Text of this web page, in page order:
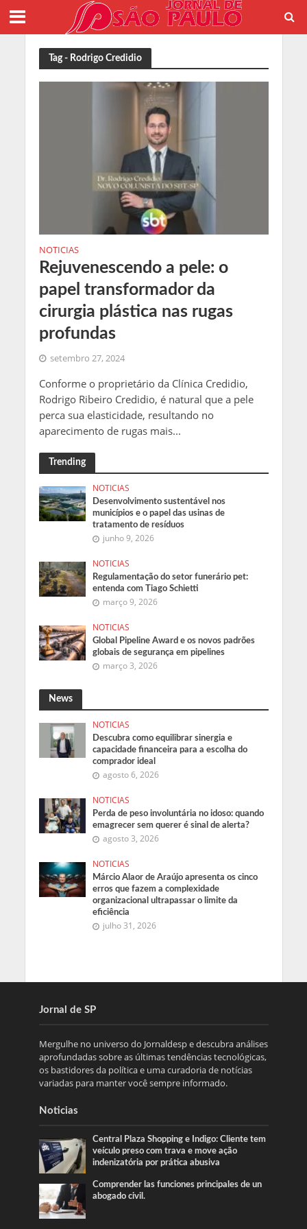
Tag - Rodrigo Credidio
NOTICIAS
Rejuvenescendo a pele: o
papel transformador da
cirurgia plástica nas rugas
profundas
setembro 27, 2024
Conforme o proprietário da Clínica Credidio,
Rodrigo Ribeiro Credidio, é natural que a pele
perca sua elasticidade, resultando no
aparecimento de rugas mais...
Trending
NOTICIAS
Desenvolvimento sustentável nos
municípios e o papel das usinas de
tratamento de resíduos
junho 9, 2026
NOTICIAS
Regulamentação do setor funerário pet:
entenda com Tiago Schietti
março 9, 2026
NOTICIAS
Global Pipeline Award e os novos padrões
globais de segurança em pipelines
março 3, 2026
News
NOTICIAS
Descubra como equilibrar sinergia e
capacidade financeira para a escolha do
comprador ideal
agosto 6, 2026
NOTICIAS
Perda de peso involuntária no idoso: quando
emagrecer sem querer é sinal de alerta?
agosto 3, 2026
NOTICIAS
Márcio Alaor de Araújo apresenta os cinco
erros que fazem a complexidade
organizacional ultrapassar o limite da
eficiência
julho 31, 2026
Jornal de SP
Mergulhe no universo do Jornaldesp e descubra análises
aprofundadas sobre as últimas tendências tecnológicas,
os bastidores da política e uma curadoria de notícias
variadas para manter você sempre informado.
Noticias
Central Plaza Shopping e Indigo: Cliente tem
veículo preso com trava e move ação
indenizatória por prática abusiva
Comprender las funciones principales de un
abogado civil.